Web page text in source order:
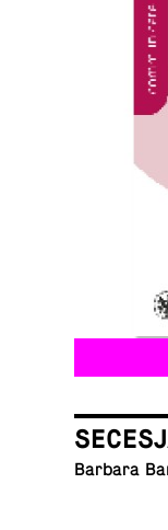
Barbara